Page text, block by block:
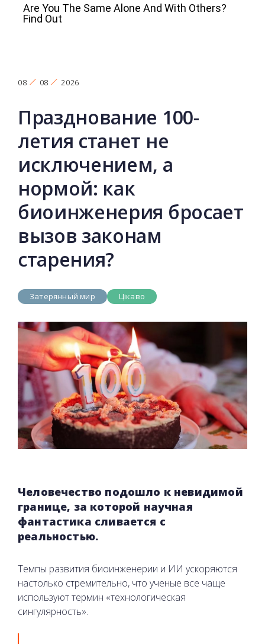
08 08 2026
Празднование 100-
летия станет не
исключением, а
нормой: как
биоинженерия бросает
вызов законам
старения?
Затерянный мир Цікаво
Человечество подошло к невидимой
границе, за которой научная
фантастика сливается с
реальностью.
Темпы развития биоинженерии и ИИ ускоряются
настолько стремительно, что ученые все чаще
используют термин «технологическая
сингулярность».